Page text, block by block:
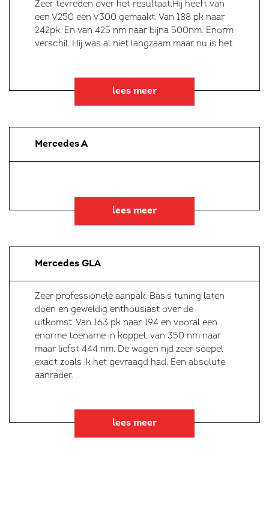
Zeer tevreden over het resultaat.Hij heeft van
een V250 een V300 gemaakt. Van 188 pk naar
242pk. En van 425 nm naar bijna 500nm. Enorm
verschil. Hij was al niet langzaam maar nu is het
lees meer
Mercedes A
lees meer
Mercedes GLA
Zeer professionele aanpak. Basis tuning laten
doen en geweldig enthousiast over de
uitkomst. Van 163 pk naar 194 en vooral een
enorme toename in koppel, van 350 nm naar
maar liefst 444 nm. De wagen rijd zeer soepel
exact zoals ik het gevraagd had. Een absolute
aanrader.
lees meer